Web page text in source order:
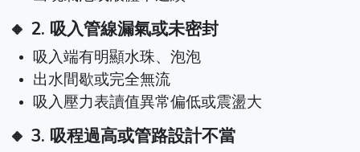
🔸 2. 吸入管線漏氣或未密封
吸入端有明顯水珠、泡泡
出水間歇或完全無流
吸入壓力表讀值異常偏低或震盪大
🔸 3. 吸程過高或管路設計不當